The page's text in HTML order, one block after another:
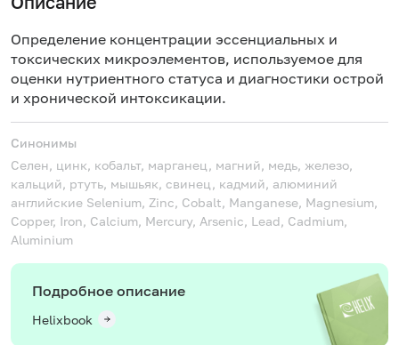
Определение концентрации эссенциальных и
токсических микроэлементов, используемое для
оценки нутриентного статуса и диагностики острой
и хронической интоксикации.
Синонимы
Селен, цинк, кобальт, марганец, магний, медь, железо,
кальций, ртуть, мышьяк, свинец, кадмий, алюминий
английские Selenium, Zinc, Cobalt, Manganese, Magnesium,
Copper, Iron, Calcium, Mercury, Arsenic, Lead, Cadmium,
Aluminium
Подробное описание
Helixbook